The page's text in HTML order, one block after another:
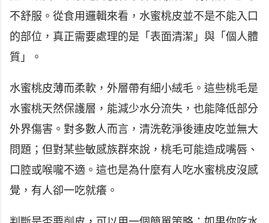
不舒服。從食用邏輯來看，水蜜桃皮並不是不能入口
的部位，真正需要處理的是「表面清潔」與「個人體
質」。
水蜜桃皮薄而柔軟，外層帶有細小絨毛。這些桃毛是
水蜜桃天然保護層，能減少水分流失，也能降低部分
外界傷害。對多數人而言，清洗乾淨後連皮吃並無大
問題；但對某些敏感族群來說，桃毛可能造成嘴唇、
口腔或喉嚨不適。這也是為什麼有人吃水蜜桃皮沒感
覺，有人卻一吃就癢。